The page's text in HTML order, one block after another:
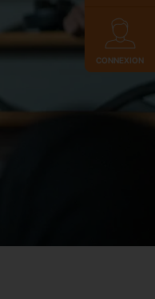
CONNEXION